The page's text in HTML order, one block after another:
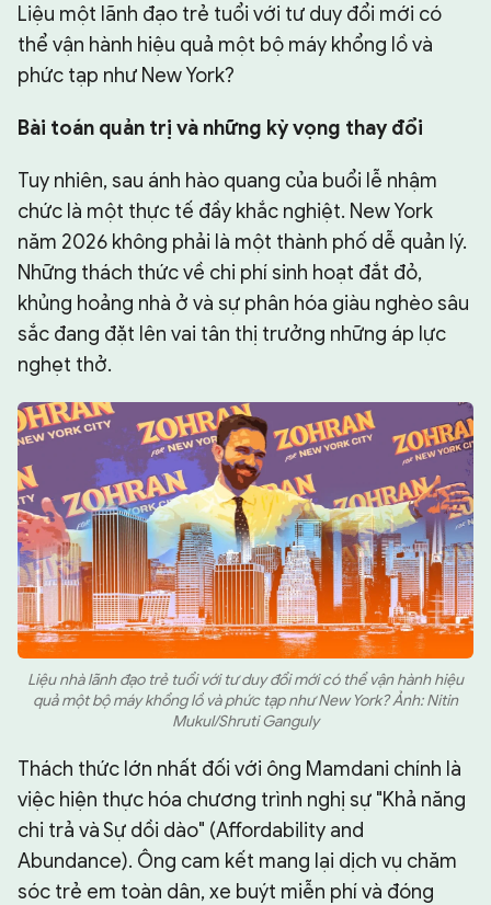
Liệu một lãnh đạo trẻ tuổi với tư duy đổi mới có
thể vận hành hiệu quả một bộ máy khổng lồ và
phức tạp như New York?
Bài toán quản trị và những kỳ vọng thay đổi
Tuy nhiên, sau ánh hào quang của buổi lễ nhậm
chức là một thực tế đầy khắc nghiệt. New York
năm 2026 không phải là một thành phố dễ quản lý.
Những thách thức về chi phí sinh hoạt đắt đỏ,
khủng hoảng nhà ở và sự phân hóa giàu nghèo sâu
sắc đang đặt lên vai tân thị trưởng những áp lực
nghẹt thở.
Liệu nhà lãnh đạo trẻ tuổi với tư duy đổi mới có thể vận hành hiệu
quả một bộ máy khổng lồ và phức tạp như New York? Ảnh: Nitin
Mukul/Shruti Ganguly
Thách thức lớn nhất đối với ông Mamdani chính là
việc hiện thực hóa chương trình nghị sự "Khả năng
chi trả và Sự dồi dào" (Affordability and
Abundance). Ông cam kết mang lại dịch vụ chăm
sóc trẻ em toàn dân, xe buýt miễn phí và đóng